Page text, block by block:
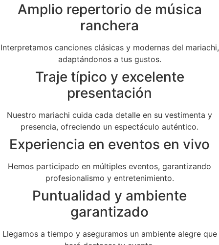
Amplio repertorio de música
ranchera
Interpretamos canciones clásicas y modernas del mariachi,
adaptándonos a tus gustos.
Traje típico y excelente
presentación
Nuestro mariachi cuida cada detalle en su vestimenta y
presencia, ofreciendo un espectáculo auténtico.
Experiencia en eventos en vivo
Hemos participado en múltiples eventos, garantizando
profesionalismo y entretenimiento.
Puntualidad y ambiente
garantizado
Llegamos a tiempo y aseguramos un ambiente alegre que